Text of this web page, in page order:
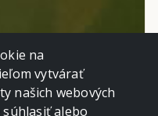
na
vytvárať
našich webových
alebo